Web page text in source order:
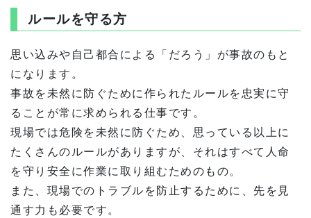
ルールを守る方
思い込みや自己都合による「だろう」が事故のもと
になります。
事故を未然に防ぐために作られたルールを忠実に守
ることが常に求められる仕事です。
現場では危険を未然に防ぐため、思っている以上に
たくさんのルールがありますが、それはすべて人命
を守り安全に作業に取り組むためのもの。
また、現場でのトラブルを防止するために、先を見
通す力も必要です。